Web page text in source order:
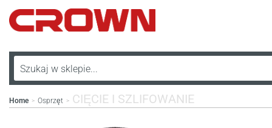
Home > Osprzęt > CIĘCIE I SZLIFOWANIE